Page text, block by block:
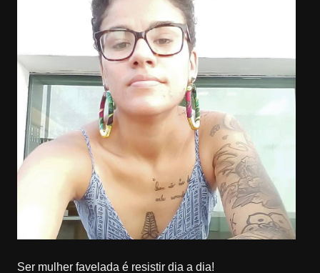
Ser mulher favelada é resistir dia a dia!